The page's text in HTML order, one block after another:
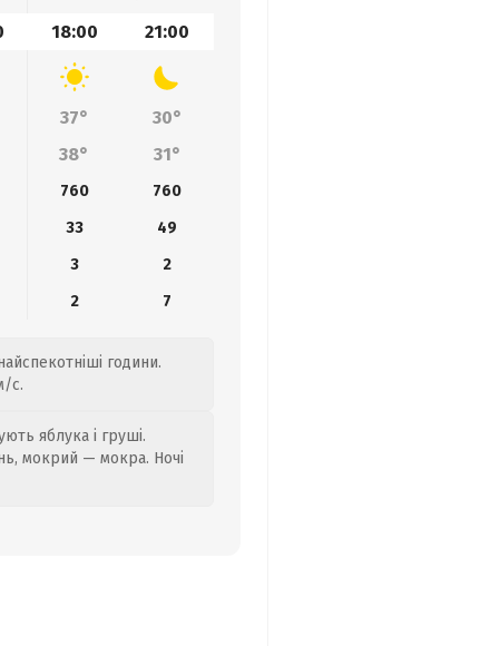
18:00 21:00
37°
30°
38° 31°
760
760
33
49
3
2
2 7
години.
с.
яблука і груші.
мокрий — мокра. Ночі